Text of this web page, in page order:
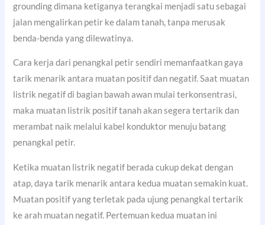
grounding dimana ketiganya terangkai menjadi satu sebagai
jalan mengalirkan petir ke dalam tanah, tanpa merusak
benda-benda yang dilewatinya.
Cara kerja dari penangkal petir sendiri memanfaatkan gaya
tarik menarik antara muatan positif dan negatif. Saat muatan
listrik negatif di bagian bawah awan mulai terkonsentrasi,
maka muatan listrik positif tanah akan segera tertarik dan
merambat naik melalui kabel konduktor menuju batang
penangkal petir.
Ketika muatan listrik negatif berada cukup dekat dengan
atap, daya tarik menarik antara kedua muatan semakin kuat.
Muatan positif yang terletak pada ujung penangkal tertarik
ke arah muatan negatif. Pertemuan kedua muatan ini